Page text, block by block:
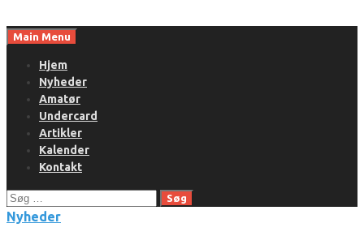
toMain Menu
Hjem
Nyheder
Amatør
Undercard
Artikler
Kalender
Kontakt
Søg
efter:
Nyheder